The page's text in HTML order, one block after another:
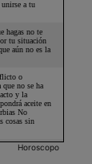
Horoscopo